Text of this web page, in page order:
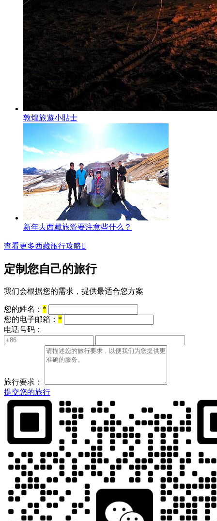
敦煌旅遊小貼士
新年去西藏旅游要注意些什么？
查看更多西藏旅行攻略
定制您自己的旅行
我们会根据您的需求，提供最适合您方案
您的姓名： *
您的电子邮箱： *
电话号码：
旅行要求：
提交您的旅行